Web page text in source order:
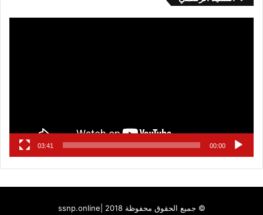
00:00
03:41
© جميع الحقوق محفوظة 2018 | ssnp.online